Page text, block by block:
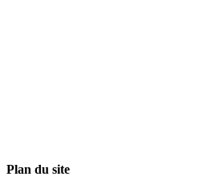
Plan du site